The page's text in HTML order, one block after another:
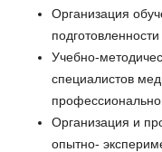
Организация
Учебно-
специалистов
Организация и
опытно-